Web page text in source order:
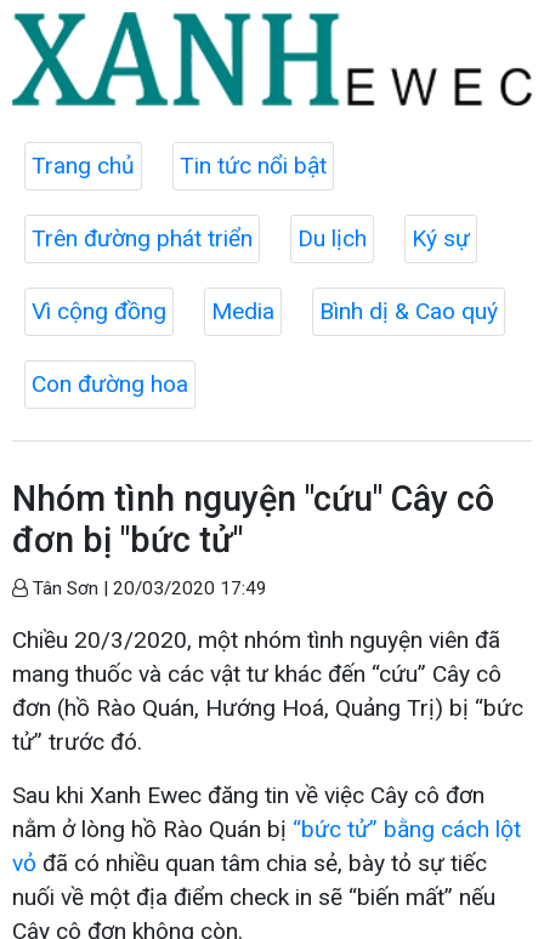
Trang chủ Tin tức nổi bật
Trên đường phát triển Du lịch Ký sự
Vì cộng đồng Media Bình dị & Cao quý
Con đường hoa
Nhóm tình nguyện "cứu" Cây cô
đơn bị "bức tử"
Tân Sơn | 20/03/2020 17:49
Chiều 20/3/2020, một nhóm tình nguyện viên đã
mang thuốc và các vật tư khác đến “cứu” Cây cô
đơn (hồ Rào Quán, Hướng Hoá, Quảng Trị) bị “bức
tử” trước đó.
Sau khi Xanh Ewec đăng tin về việc Cây cô đơn
nằm ở lòng hồ Rào Quán bị “bức tử” bằng cách lột
vỏ đã có nhiều quan tâm chia sẻ, bày tỏ sự tiếc
nuối về một địa điểm check in sẽ “biến mất” nếu
Cây cô đơn không còn.